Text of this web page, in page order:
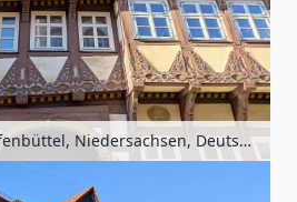
Fachwerkhaus in Wolfenbüttel, Niedersachsen, Deutschland